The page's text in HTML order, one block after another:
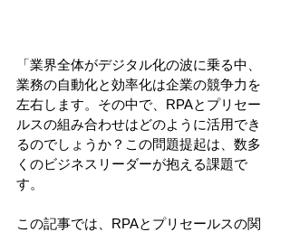
「業界全体がデジタル化の波に乗る中、
業務の自動化と効率化は企業の競争力を
左右します。その中で、RPAとプリセー
ルスの組み合わせはどのように活用でき
るのでしょうか？この問題提起は、数多
くのビジネスリーダーが抱える課題で
す。
この記事では、RPAとプリセールスの関